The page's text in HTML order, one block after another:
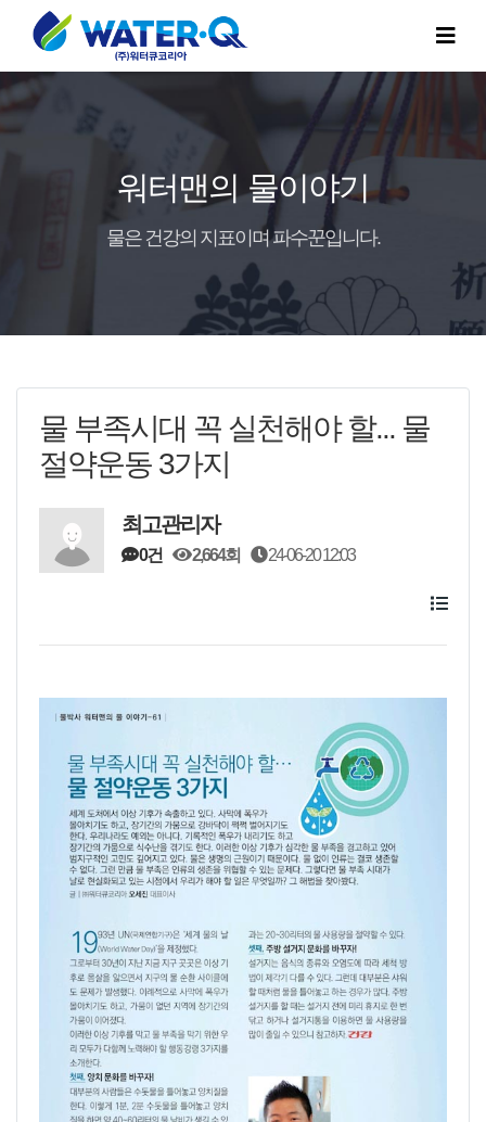
워터맨의 물이야기
물은 건강의 지표이며 파수꾼입니다.
물 부족시대 꼭 실천해야 할... 물
절약운동 3가지
최고관리자
0건 2,664회 24-06-20 12:03